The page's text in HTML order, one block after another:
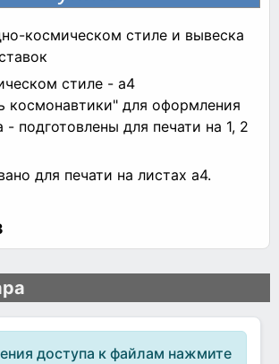
космическом стиле и вывеска
стиле - а4
космонавтики" для оформления
- подготовлены для печати на 1, 2
для печати на листах а4.
доступа к файлам нажмите